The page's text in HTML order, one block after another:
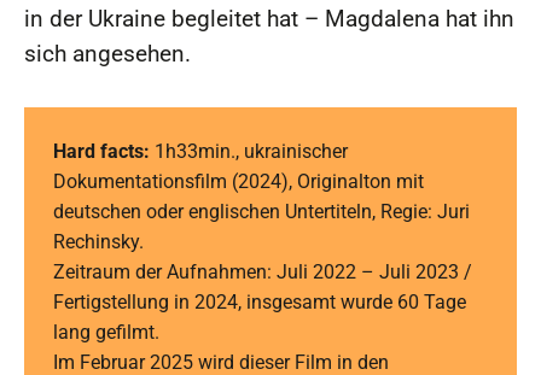
in der Ukraine begleitet hat – Magdalena hat ihn
sich angesehen.
Hard facts: 1h33min., ukrainischer
Dokumentationsfilm (2024), Originalton mit
deutschen oder englischen Untertiteln, Regie: Juri
Rechinsky.
Zeitraum der Aufnahmen: Juli 2022 – Juli 2023 /
Fertigstellung in 2024, insgesamt wurde 60 Tage
lang gefilmt.
Im Februar 2025 wird dieser Film in den